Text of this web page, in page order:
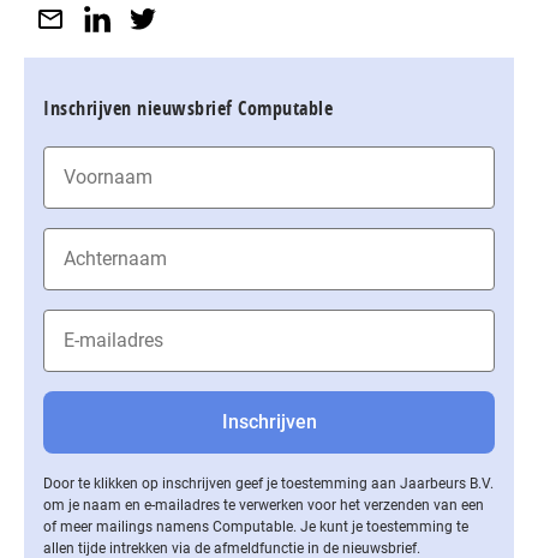
Inschrijven nieuwsbrief Computable
Door te klikken op inschrijven geef je toestemming aan Jaarbeurs B.V.
om je naam en e-mailadres te verwerken voor het verzenden van een
of meer mailings namens Computable. Je kunt je toestemming te
allen tijde intrekken via de af­meld­func­tie in de nieuwsbrief.